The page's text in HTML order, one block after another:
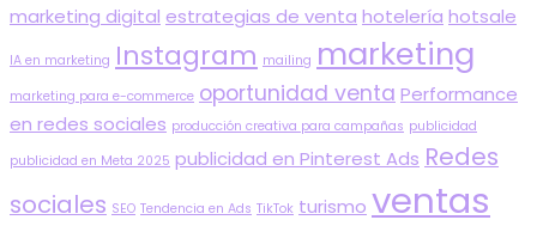
marketing digital estrategias de venta hotelería hotsale
IA en marketing Instagram mailing marketing
marketing para e-commerce oportunidad venta Performance
en redes sociales producción creativa para campañas publicidad
publicidad en Meta 2025 publicidad en Pinterest Ads Redes
sociales SEO Tendencia en Ads TikTok turismo ventas